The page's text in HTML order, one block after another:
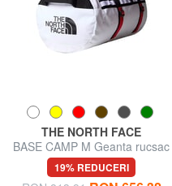
THE NORTH FACE
BASE CAMP M Geanta rucsac
19% REDUCERI